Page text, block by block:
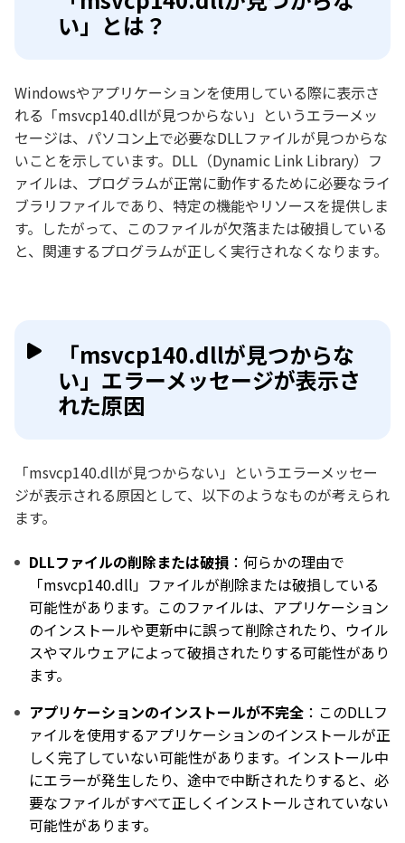
い」とは？
Windowsやアプリケーションを使用している際に表示さ
れる「msvcp140.dllが見つからない」というエラーメッ
セージは、パソコン上で必要なDLLファイルが見つからな
いことを示しています。DLL（Dynamic Link Library）フ
ァイルは、プログラムが正常に動作するために必要なライ
ブラリファイルであり、特定の機能やリソースを提供しま
す。したがって、このファイルが欠落または破損している
と、関連するプログラムが正しく実行されなくなります。
「msvcp140.dllが見つからな
い」エラーメッセージが表示さ
れた原因
「msvcp140.dllが見つからない」というエラーメッセー
ジが表示される原因として、以下のようなものが考えられ
ます。
DLLファイルの削除または破損 ：何らかの理由で
「msvcp140.dll」ファイルが削除または破損している
可能性があります。このファイルは、アプリケーション
のインストールや更新中に誤って削除されたり、ウイル
スやマルウェアによって破損されたりする可能性があり
ます。
アプリケーションのインストールが不完全 ：このDLLフ
ァイルを使用するアプリケーションのインストールが正
しく完了していない可能性があります。インストール中
にエラーが発生したり、途中で中断されたりすると、必
要なファイルがすべて正しくインストールされていない
可能性があります。